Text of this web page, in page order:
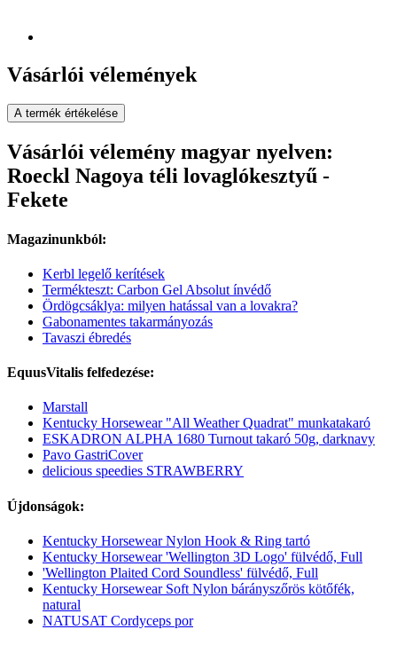
Vásárlói vélemények
A termék értékelése
Vásárlói vélemény magyar nyelven:
Roeckl Nagoya téli lovaglókesztyű -
Fekete
Magazinunkból:
Kerbl legelő kerítések
Termékteszt: Carbon Gel Absolut ínvédő
Ördögcsáklya: milyen hatással van a lovakra?
Gabonamentes takarmányozás
Tavaszi ébredés
EquusVitalis felfedezése:
Marstall
Kentucky Horsewear "All Weather Quadrat" munkatakaró
ESKADRON ALPHA 1680 Turnout takaró 50g, darknavy
Pavo GastriCover
delicious speedies STRAWBERRY
Újdonságok:
Kentucky Horsewear Nylon Hook & Ring tartó
Kentucky Horsewear 'Wellington 3D Logo' fülvédő, Full
'Wellington Plaited Cord Soundless' fülvédő, Full
Kentucky Horsewear Soft Nylon bárányszőrös kötőfék,
natural
NATUSAT Cordyceps por